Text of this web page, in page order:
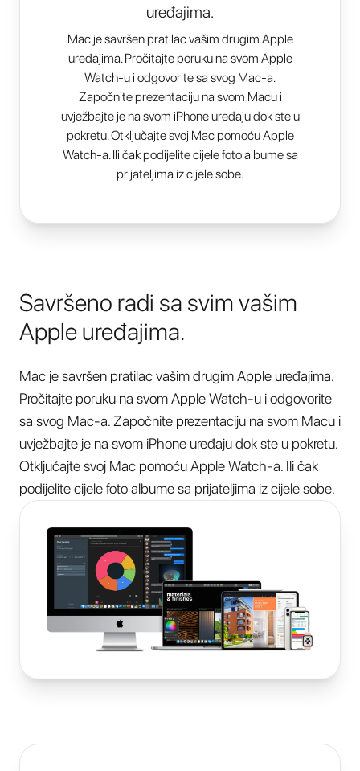
uređajima.
Mac je savršen pratilac vašim drugim Apple
uređajima. Pročitajte poruku na svom Apple
Watch-u i odgovorite sa svog Mac-a.
Započnite prezentaciju na svom Macu i
uvježbajte je na svom iPhone uređaju dok ste u
pokretu. Otključajte svoj Mac pomoću Apple
Watch-a. Ili čak podijelite cijele foto albume sa
prijateljima iz cijele sobe.
Savršeno radi sa svim vašim
Apple uređajima.
Mac je savršen pratilac vašim drugim Apple uređajima.
Pročitajte poruku na svom Apple Watch-u i odgovorite
sa svog Mac-a. Započnite prezentaciju na svom Macu i
uvježbajte je na svom iPhone uređaju dok ste u pokretu.
Otključajte svoj Mac pomoću Apple Watch-a. Ili čak
podijelite cijele foto albume sa prijateljima iz cijele sobe.